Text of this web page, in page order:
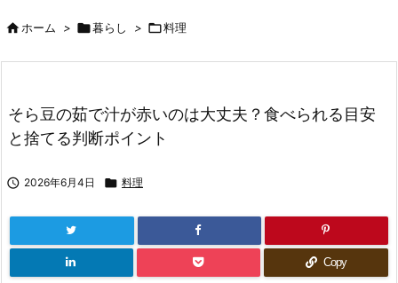
ホーム > 暮らし > 料理
そら豆の茹で汁が赤いのは大丈夫？食べられる目安
と捨てる判断ポイント
 2026年6月4日  料理
Copy